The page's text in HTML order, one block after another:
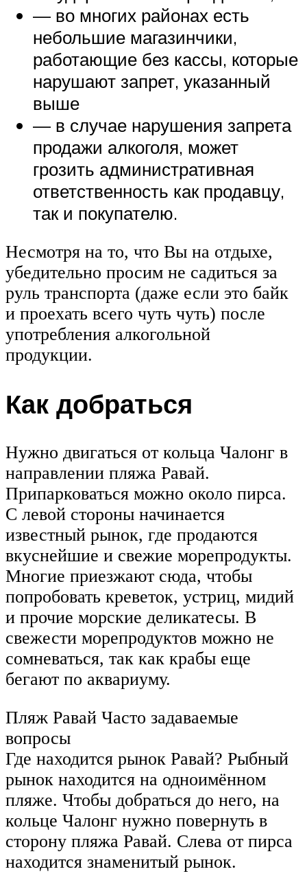
— во многих районах есть
небольшие магазинчики,
работающие без кассы, которые
нарушают запрет, указанный
выше
— в случае нарушения запрета
продажи алкоголя, может
грозить административная
ответственность как продавцу,
так и покупателю.
Несмотря на то, что Вы на отдыхе,
убедительно просим не садиться за
руль транспорта (даже если это байк
и проехать всего чуть чуть) после
употребления алкогольной
продукции.
Как добраться
Нужно двигаться от кольца Чалонг в
направлении пляжа Равай.
Припарковаться можно около пирса.
С левой стороны начинается
известный рынок, где продаются
вкуснейшие и свежие морепродукты.
Многие приезжают сюда, чтобы
попробовать креветок, устриц, мидий
и прочие морские деликатесы. В
свежести морепродуктов можно не
сомневаться, так как крабы еще
бегают по аквариуму.
Пляж Равай Часто задаваемые
вопросы
Где находится рынок Равай? Рыбный
рынок находится на одноимённом
пляже. Чтобы добраться до него, на
кольце Чалонг нужно повернуть в
сторону пляжа Равай. Слева от пирса
находится знаменитый рынок.